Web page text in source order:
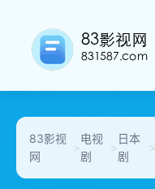
83影视
网
>
电视
剧
>
日本
剧
>